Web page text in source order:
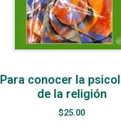
Para conocer la
de la religión
$25.00